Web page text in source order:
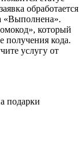
обработается
«Выполнена».
который
получения кода.
услугу от
подарки